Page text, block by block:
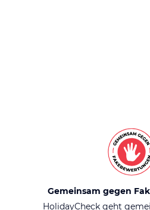
Gemeinsam gegen
HolidayCheck geht